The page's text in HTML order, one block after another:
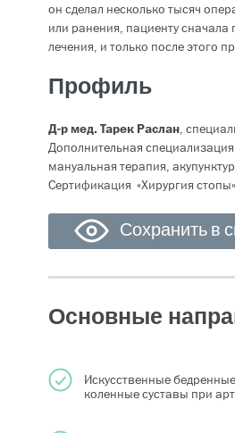
он сделал несколько тысяч
или ранения, пациенту
лечения, и только после этого
Профиль
Д-р мед. Тарек Раслан,
Дополнительная
мануальная терапия,
Сертификация «Хирургия
Сохранить в
Основные
Искусственные
коленные суставы при